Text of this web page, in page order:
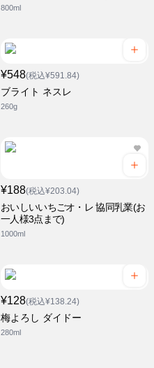
800ml
¥548(税込¥591.84)
ブライト ネスレ
260g
¥188(税込¥203.04)
おいしいいちごオ・レ 協同乳業(お
一人様3点まで)
1000ml
¥128(税込¥138.24)
梅よろし ダイドー
280ml